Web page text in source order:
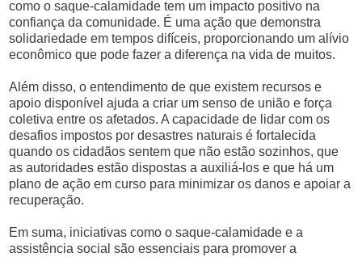
como o saque-calamidade tem um impacto positivo na
confiança da comunidade. É uma ação que demonstra
solidariedade em tempos difíceis, proporcionando um alívio
econômico que pode fazer a diferença na vida de muitos.
Além disso, o entendimento de que existem recursos e
apoio disponível ajuda a criar um senso de união e força
coletiva entre os afetados. A capacidade de lidar com os
desafios impostos por desastres naturais é fortalecida
quando os cidadãos sentem que não estão sozinhos, que
as autoridades estão dispostas a auxiliá-los e que há um
plano de ação em curso para minimizar os danos e apoiar a
recuperação.
Em suma, iniciativas como o saque-calamidade e a
assistência social são essenciais para promover a